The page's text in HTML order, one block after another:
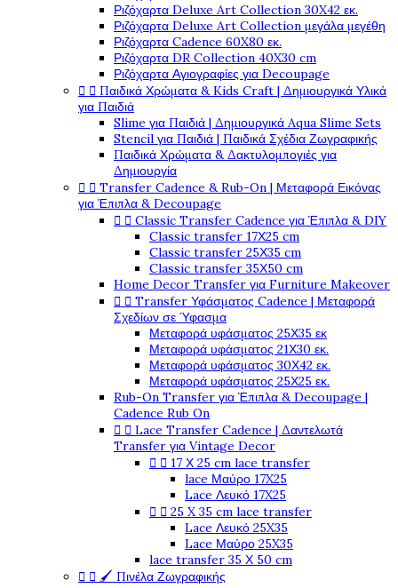
Ριζόχαρτα Deluxe Art Collection 30X42 εκ.
Ριζόχαρτα Deluxe Art Collection μεγάλα μεγέθη
Ριζόχαρτα Cadence 60X80 εκ.
Ριζόχαρτα DR Collection 40X30 cm
Ριζόχαρτα Αγιογραφίες για Decoupage
  Παιδικά Χρώματα & Kids Craft | Δημιουργικά Υλικά
για Παιδιά
Slime για Παιδιά | Δημιουργικά Aqua Slime Sets
Stencil για Παιδιά | Παιδικά Σχέδια Ζωγραφικής
Παιδικά Χρώματα & Δακτυλομπογιές για
Δημιουργία
  Transfer Cadence & Rub-On | Μεταφορά Εικόνας
για Έπιπλα & Decoupage
  Classic Transfer Cadence για Έπιπλα & DIY
Classic transfer 17Χ25 cm
Classic transfer 25Χ35 cm
Classic transfer 35Χ50 cm
Home Decor Transfer για Furniture Makeover
  Transfer Υφάσματος Cadence | Μεταφορά
Σχεδίων σε Ύφασμα
Μεταφορά υφάσματος 25Χ35 εκ
Μεταφορά υφάσματος 21Χ30 εκ.
Μεταφορά υφάσματος 30Χ42 εκ.
Μεταφορά υφάσματος 25Χ25 εκ.
Rub-On Transfer για Έπιπλα & Decoupage |
Cadence Rub On
  Lace Transfer Cadence | Δαντελωτά
Transfer για Vintage Decor
  17 Χ 25 cm lace transfer
lace Μαύρο 17X25
Lace Λευκό 17X25
  25 X 35 cm lace transfer
Lace Λευκό 25X35
Lace Μαύρο 25X35
lace transfer 35 Χ 50 cm
  🖌️ Πινέλα Ζωγραφικής